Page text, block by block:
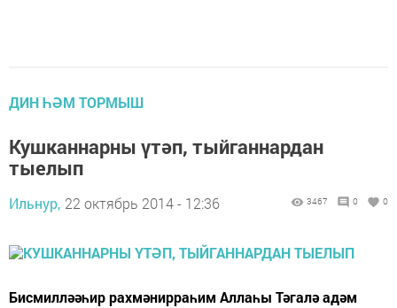
ДИН ҺӘМ ТОРМЫШ
Кушканнарны үтәп, тыйганнардан
тыелып
Ильнур, 22 октябрь 2014 - 12:36 3467 0 0
Бисмилләәһир рахмәнирраһим Аллаһы Тәгалә адәм